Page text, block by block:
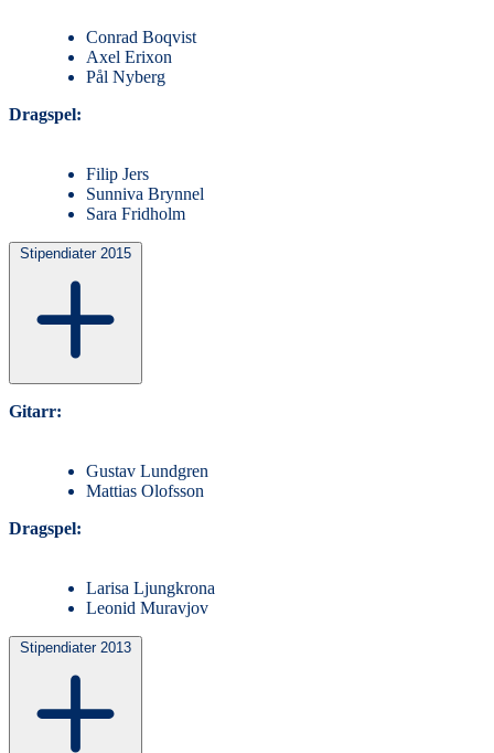
Conrad Boqvist
Axel Erixon
Pål Nyberg
Dragspel:
Filip Jers
Sunniva Brynnel
Sara Fridholm
Stipendiater 2015
Gitarr:
Gustav Lundgren
Mattias Olofsson
Dragspel:
Larisa Ljungkrona
Leonid Muravjov
Stipendiater 2013